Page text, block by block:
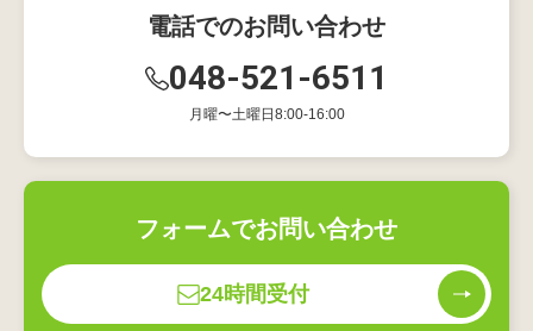
電話でのお問い合わせ
048-521-6511
月曜〜土曜日8:00-16:00
フォームでお問い合わせ
24時間受付